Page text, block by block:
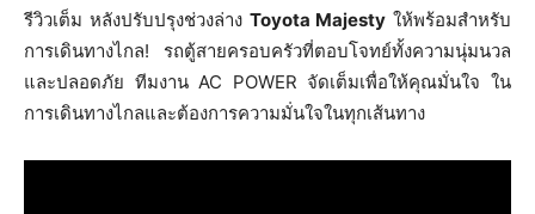
รีวิวเต็ม หลังปรับปรุงช่วงล่าง Toyota Majesty ให้พร้อมสำหรับ
การเดินทางไกล! รถตู้สายครอบครัวที่ตอบโจทย์ทั้งความนุ่มนวล
และปลอดภัย ทีมงาน AC POWER จัดเต็มเพื่อให้คุณมั่นใจ ใน
การเดินทางไกลและต้องการความมั่นใจในทุกเส้นทาง